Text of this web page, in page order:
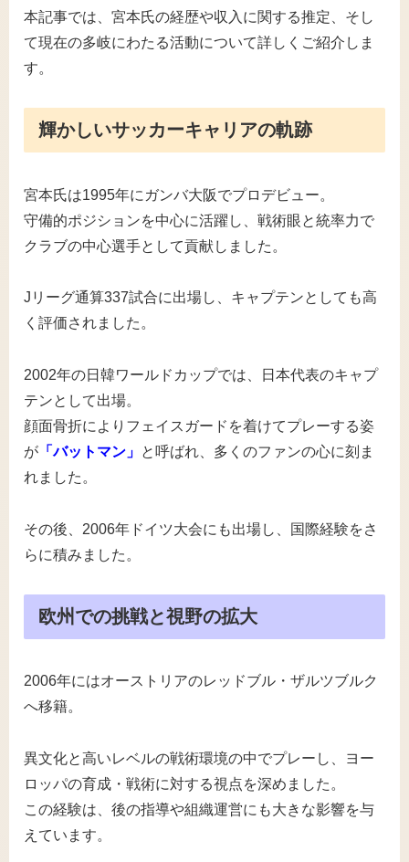
本記事では、宮本氏の経歴や収入に関する推定、そし
て現在の多岐にわたる活動について詳しくご紹介しま
す。
輝かしいサッカーキャリアの軌跡
宮本氏は1995年にガンバ大阪でプロデビュー。
守備的ポジションを中心に活躍し、戦術眼と統率力で
クラブの中心選手として貢献しました。
Jリーグ通算337試合に出場し、キャプテンとしても高
く評価されました。
2002年の日韓ワールドカップでは、日本代表のキャプ
テンとして出場。
顔面骨折によりフェイスガードを着けてプレーする姿
が 「バットマン」 と呼ばれ、多くのファンの心に刻ま
れました。
その後、2006年ドイツ大会にも出場し、国際経験をさ
らに積みました。
欧州での挑戦と視野の拡大
2006年にはオーストリアのレッドブル・ザルツブルク
へ移籍。
異文化と高いレベルの戦術環境の中でプレーし、ヨー
ロッパの育成・戦術に対する視点を深めました。
この経験は、後の指導や組織運営にも大きな影響を与
えています。